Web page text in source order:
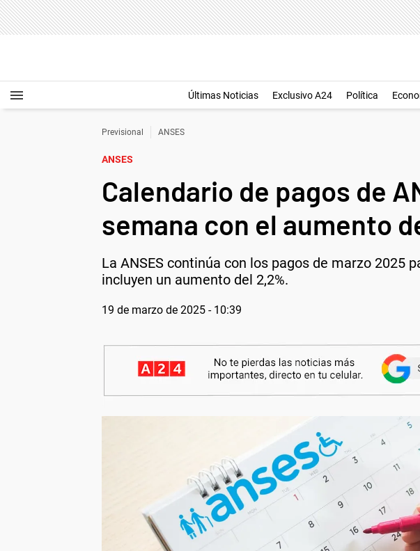
Últimas Noticias Exclusivo A24 Política
Previsional ANSES
ANSES
Calendario de pagos de
semana con el aumento
La ANSES continúa con los pagos de marzo 2025
incluyen un aumento del 2,2%.
19 de marzo de 2025 - 10:39